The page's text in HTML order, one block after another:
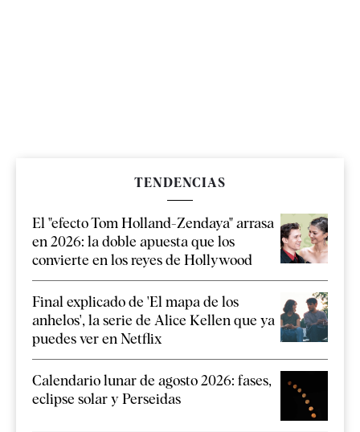
TENDENCIAS
El "efecto Tom Holland-Zendaya" arrasa
en 2026: la doble apuesta que los
convierte en los reyes de Hollywood
Final explicado de 'El mapa de los
anhelos', la serie de Alice Kellen que ya
puedes ver en Netflix
Calendario lunar de agosto 2026: fases,
eclipse solar y Perseidas